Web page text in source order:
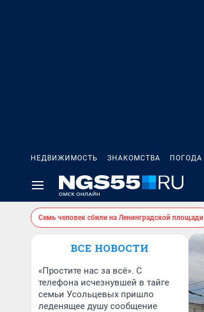
НЕДВИЖИМОСТЬ ЗНАКОМСТВА ПОГОДА
Семь человек сбили на Ленинградской площади
ВСЕ НОВОСТИ
«Простите нас за всё». С
телефона исчезнувшей в тайге
семьи Усольцевых пришло
леденящее душу сообщение